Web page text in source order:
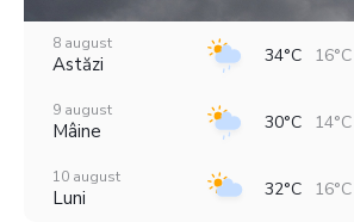
8 august
Astăzi 34°C 16°C
9 august
Mâine 30°C 14°C
10 august
Luni 32°C 16°C